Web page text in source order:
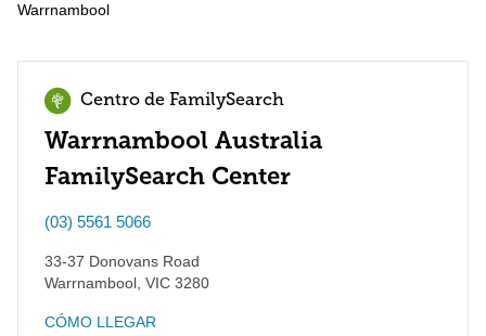
Warrnambool
Centro de FamilySearch
Warrnambool Australia
FamilySearch Center
(03) 5561 5066
33-37 Donovans Road
Warrnambool VIC 3280
CÓMO LLEGAR